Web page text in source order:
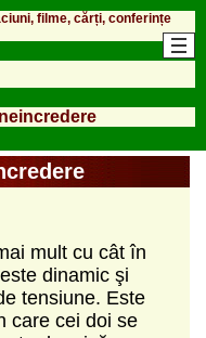
filme, cărți, conferințe
mult cu cât în
dinamic şi
tensiune. Este
care cei doi se